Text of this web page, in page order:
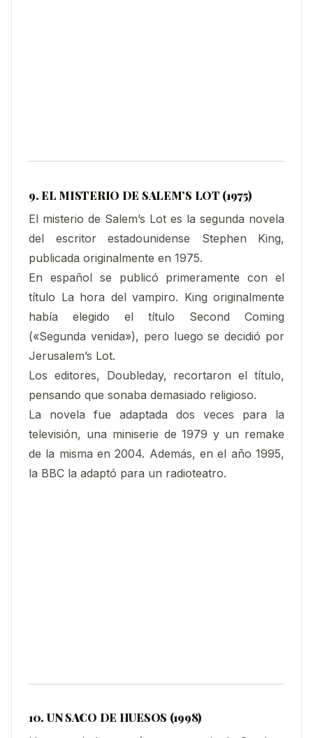
9. EL MISTERIO DE SALEM’S LOT (1975)
El misterio de Salem’s Lot es la segunda novela
del escritor estadounidense Stephen King,
publicada originalmente en 1975.
En español se publicó primeramente con el
título La hora del vampiro. King originalmente
había elegido el título Second Coming
(«Segunda venida»), pero luego se decidió por
Jerusalem’s Lot.
Los editores, Doubleday, recortaron el título,
pensando que sonaba demasiado religioso.
La novela fue adaptada dos veces para la
televisión, una miniserie de 1979 y un remake
de la misma en 2004. Además, en el año 1995,
la BBC la adaptó para un radioteatro.
10. UN SACO DE HUESOS (1998)